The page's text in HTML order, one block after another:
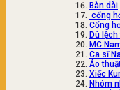
Bàn dài
cổng
Cổng
Dù
MC
Ca sĩ
Ảo
Xiếc
Nhóm